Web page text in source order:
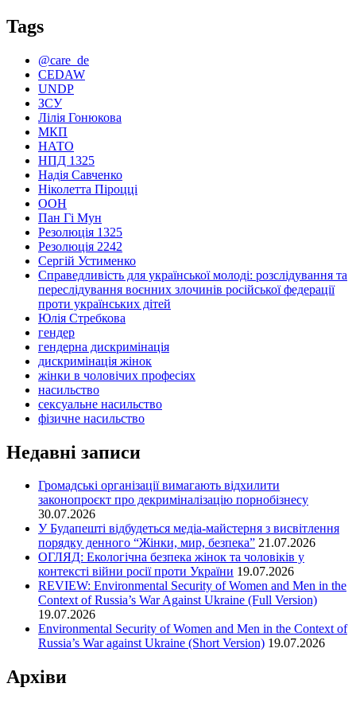
Tags
@care_de
CEDAW
UNDP
ЗСУ
Лілія Гонюкова
МКП
НАТО
НПД 1325
Надія Савченко
Ніколетта Піроцці
ООН
Пан Гі Мун
Резолюція 1325
Резолюція 2242
Сергій Устименко
Справедливість для української молоді: розслідування та
переслідування воєнних злочинів російської федерації
проти українських дітей
Юлія Стребкова
гендер
гендерна дискримінація
дискримінація жінок
жінки в чоловічих професіях
насильство
сексуальне насильство
фізичне насильство
Недавні записи
Громадські організації вимагають відхилити
законопроєкт про декриміналізацію порнобізнесу
30.07.2026
У Будапешті відбудеться медіа-майстерня з висвітлення
порядку денного “Жінки, мир, безпека” 21.07.2026
ОГЛЯД: Екологічна безпека жінок та чоловіків у
контексті війни росії проти України 19.07.2026
REVIEW: Environmental Security of Women and Men in the
Context of Russia’s War Against Ukraine (Full Version)
19.07.2026
Environmental Security of Women and Men in the Context of
Russia’s War against Ukraine (Short Version) 19.07.2026
Архіви